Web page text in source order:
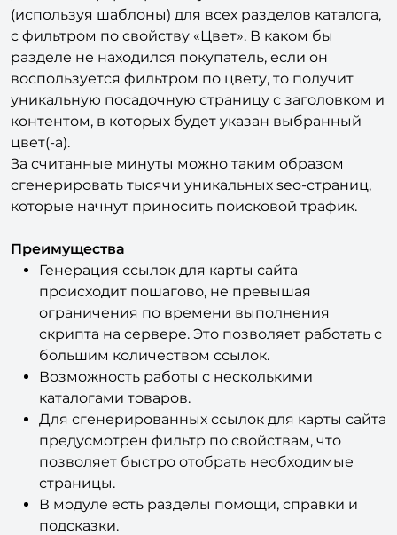
(используя шаблоны) для всех разделов каталога,
с фильтром по свойству «Цвет». В каком бы
разделе не находился покупатель, если он
воспользуется фильтром по цвету, то получит
уникальную посадочную страницу с заголовком и
контентом, в которых будет указан выбранный
цвет(-а).
За считанные минуты можно таким образом
сгенерировать тысячи уникальных seo-страниц,
которые начнут приносить поисковой трафик.
Преимущества
Генерация ссылок для карты сайта
происходит пошагово, не превышая
ограничения по времени выполнения
скрипта на сервере. Это позволяет работать с
большим количеством ссылок.
Возможность работы с несколькими
каталогами товаров.
Для сгенерированных ссылок для карты сайта
предусмотрен фильтр по свойствам, что
позволяет быстро отобрать необходимые
страницы.
В модуле есть разделы помощи, справки и
подсказки.